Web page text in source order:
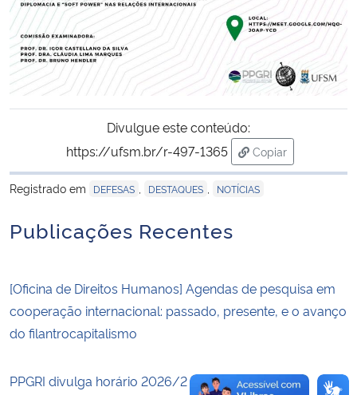
Ministério do Turismo
Ministério do Desenvolvimento Regional
Controladoria-Geral da União
Ministério da Mulher, da Família e dos Direitos Humanos
Secretaria-Geral
Secretaria de Governo
Gabinete de Segurança Institucional
Divulgue este conteúdo:
https://ufsm.br/r-497-1365
Copiar
para área de
Registrado em
DEFESAS DESTAQUES NOTÍCIAS
Publicações Recentes
[Oficina de Direitos Humanos] Agendas de pesquisa em
cooperação internacional: passado, presente, e o avanço
do filantrocapitalismo
PPGRI divulga horário 2026/2 – Mestrado